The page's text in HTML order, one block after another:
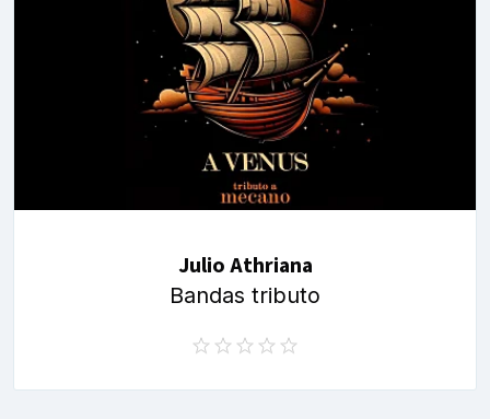
Julio Athriana
Bandas tributo